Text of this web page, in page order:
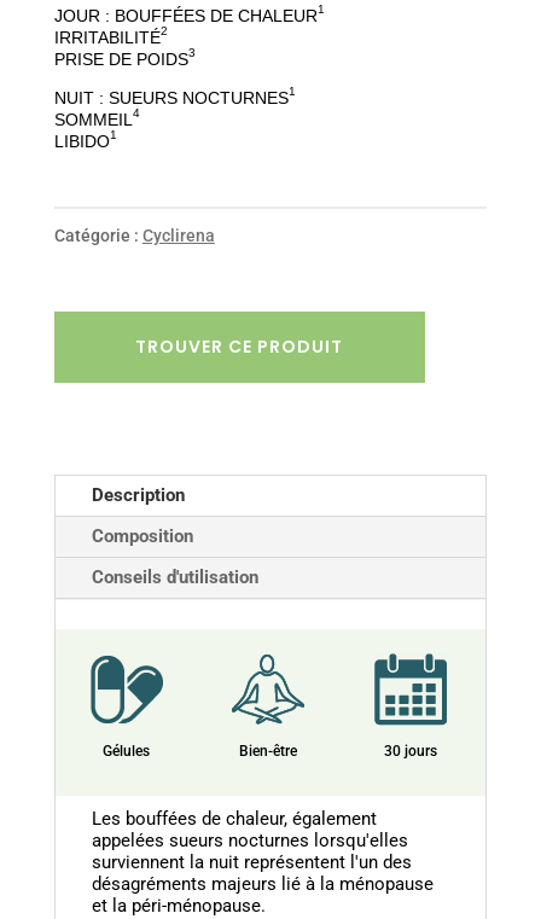
JOUR : BOUFFÉES DE CHALEUR1
IRRITABILITÉ2
PRISE DE POIDS3
NUIT : SUEURS NOCTURNES1
SOMMEIL4
LIBIDO1
Catégorie : Cyclirena
TROUVER CE PRODUIT
Description
Composition
Conseils d'utilisation
Gélules Bien-être 30 jours
Les bouffées de chaleur, également
appelées sueurs nocturnes lorsqu'elles
surviennent la nuit représentent l'un des
désagréments majeurs lié à la ménopause
et la péri-ménopause.